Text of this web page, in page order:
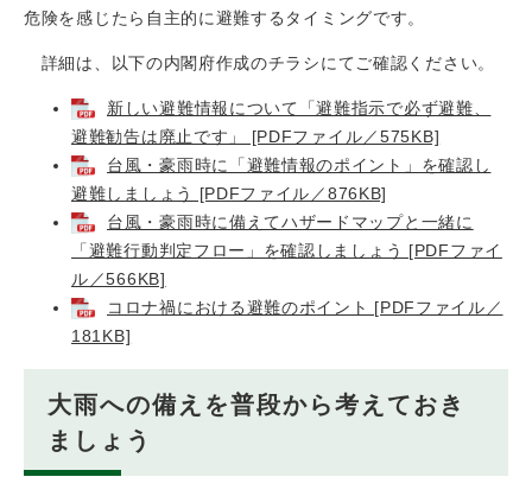
危険を感じたら自主的に避難するタイミングです。
詳細は、以下の内閣府作成のチラシにてご確認ください。
新しい避難情報について「避難指示で必ず避難、
避難勧告は廃止です」 [PDFファイル／575KB]
台風・豪雨時に「避難情報のポイント」を確認し
避難しましょう [PDFファイル／876KB]
台風・豪雨時に備えてハザードマップと一緒に
「避難行動判定フロー」を確認しましょう [PDFファイ
ル／566KB]
コロナ禍における避難のポイント [PDFファイル／
181KB]
大雨への備えを普段から考えておき
ましょう